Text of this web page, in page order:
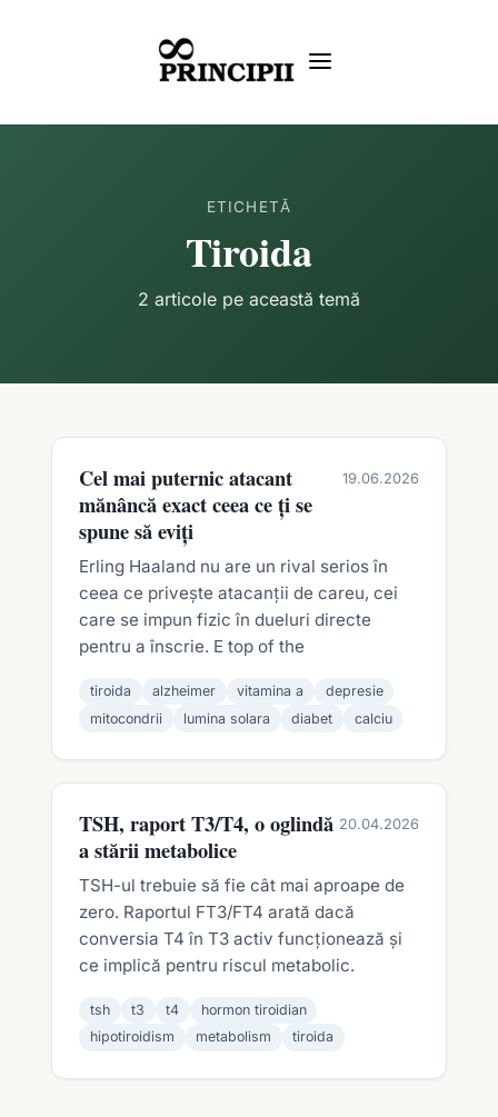
ETICHETĂ
Tiroida
2 articole pe această temă
Cel mai puternic atacant
mănâncă exact ceea ce ți se
spune să eviți
19.06.2026
Erling Haaland nu are un rival serios în
ceea ce privește atacanții de careu, cei
care se impun fizic în dueluri directe
pentru a înscrie. E top of the
tiroida alzheimer vitamina a
depresie
mitocondrii
lumina solara diabet calciu
TSH, raport T3/T4, o oglindă
a stării metabolice
20.04.2026
TSH-ul trebuie să fie cât mai aproape de
zero. Raportul FT3/FT4 arată dacă
conversia T4 în T3 activ funcționează și
ce implică pentru riscul metabolic.
tsh t3 t4
hormon tiroidian
hipotiroidism
metabolism tiroida